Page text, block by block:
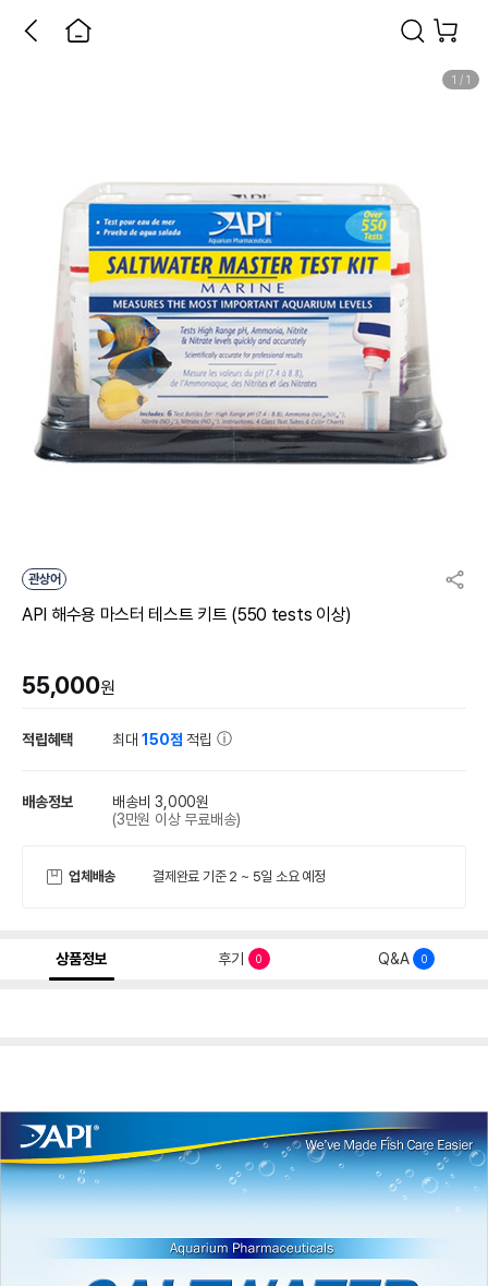
1 / 1
관상어
API 해수용 마스터 테스트 키트 (550 tests 이상)
55,000원
적립혜택 최대150점 적립
배송정보
배송비 3,000원
(3만원 이상 무료배송)
업체배송 결제완료 기준 2 ~ 5일 소요 예정
상품정보 후기 0 Q&A 0